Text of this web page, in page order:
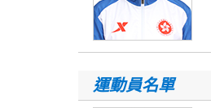
運動員名單